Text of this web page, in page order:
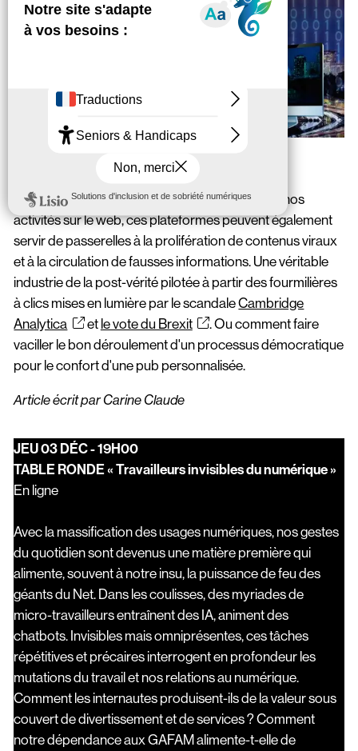
Au-delà de la monétisation à grande échelle de nos
activités sur le web, ces plateformes peuvent également
servir de passerelles à la prolifération de contenus viraux
et à la circulation de fausses informations. Une véritable
industrie de la post-vérité pilotée à partir des fourmilières
à clics mises en lumière par le scandaleCambridge
Analytica
etle vote du Brexit
. Ou comment faire
vaciller le bon déroulement d'un processus démocratique
pour le confort d'une pub personnalisée.
Article écrit par Carine Claude
JEU 03 DÉC - 19H00
TABLE RONDE « Travailleurs invisibles du numérique »
En ligne
Avec la massification des usages numériques, nos gestes
du quotidien sont devenus une matière première qui
alimente, souvent à notre insu, la puissance de feu des
géants du Net. Dans les coulisses, des myriades de
micro-travailleurs entraînent des IA, animent des
chatbots. Invisibles mais omniprésentes, ces tâches
répétitives et précaires interrogent en profondeur les
mutations du travail et nos relations au numérique.
Comment les internautes produisent-ils de la valeur sous
couvert de divertissement et de services ? Comment
notre dépendance aux GAFAM alimente-t-elle de